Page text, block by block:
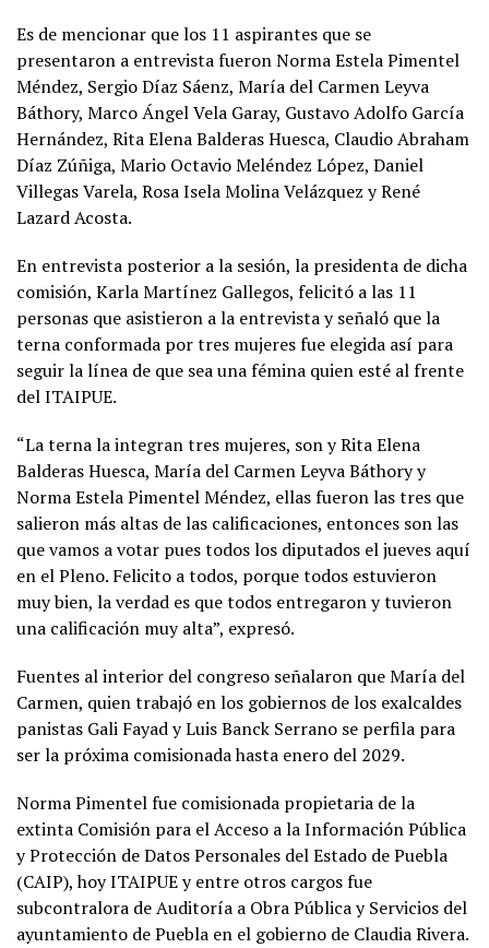
Es de mencionar que los 11 aspirantes que se
presentaron a entrevista fueron Norma Estela Pimentel
Méndez, Sergio Díaz Sáenz, María del Carmen Leyva
Báthory, Marco Ángel Vela Garay, Gustavo Adolfo García
Hernández, Rita Elena Balderas Huesca, Claudio Abraham
Díaz Zúñiga, Mario Octavio Meléndez López, Daniel
Villegas Varela, Rosa Isela Molina Velázquez y René
Lazard Acosta.
En entrevista posterior a la sesión, la presidenta de dicha
comisión, Karla Martínez Gallegos, felicitó a las 11
personas que asistieron a la entrevista y señaló que la
terna conformada por tres mujeres fue elegida así para
seguir la línea de que sea una fémina quien esté al frente
del ITAIPUE.
“La terna la integran tres mujeres, son y Rita Elena
Balderas Huesca, María del Carmen Leyva Báthory y
Norma Estela Pimentel Méndez, ellas fueron las tres que
salieron más altas de las calificaciones, entonces son las
que vamos a votar pues todos los diputados el jueves aquí
en el Pleno. Felicito a todos, porque todos estuvieron
muy bien, la verdad es que todos entregaron y tuvieron
una calificación muy alta”, expresó.
Fuentes al interior del congreso señalaron que María del
Carmen, quien trabajó en los gobiernos de los exalcaldes
panistas Gali Fayad y Luis Banck Serrano se perfila para
ser la próxima comisionada hasta enero del 2029.
Norma Pimentel fue comisionada propietaria de la
extinta Comisión para el Acceso a la Información Pública
y Protección de Datos Personales del Estado de Puebla
(CAIP), hoy ITAIPUE y entre otros cargos fue
subcontralora de Auditoría a Obra Pública y Servicios del
ayuntamiento de Puebla en el gobierno de Claudia Rivera.